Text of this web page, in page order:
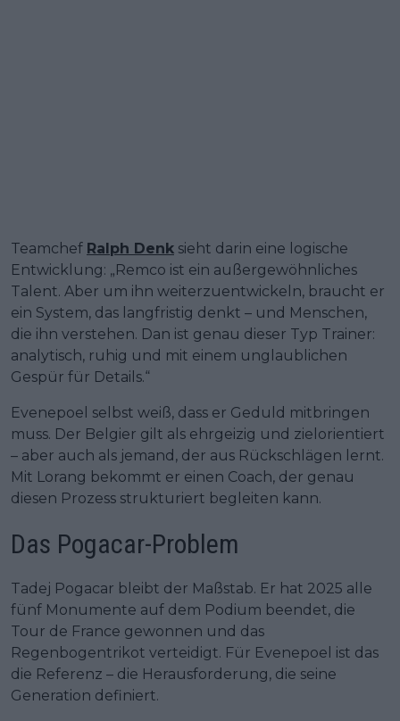
Teamchef Ralph Denk sieht darin eine logische
Entwicklung: „Remco ist ein außergewöhnliches
Talent. Aber um ihn weiterzuentwickeln, braucht er
ein System, das langfristig denkt – und Menschen,
die ihn verstehen. Dan ist genau dieser Typ Trainer:
analytisch, ruhig und mit einem unglaublichen
Gespür für Details.“
Evenepoel selbst weiß, dass er Geduld mitbringen
muss. Der Belgier gilt als ehrgeizig und zielorientiert
– aber auch als jemand, der aus Rückschlägen lernt.
Mit Lorang bekommt er einen Coach, der genau
diesen Prozess strukturiert begleiten kann.
Das Pogacar-Problem
Tadej Pogacar bleibt der Maßstab. Er hat 2025 alle
fünf Monumente auf dem Podium beendet, die
Tour de France gewonnen und das
Regenbogentrikot verteidigt. Für Evenepoel ist das
die Referenz – die Herausforderung, die seine
Generation definiert.